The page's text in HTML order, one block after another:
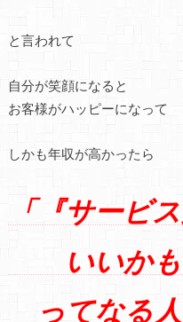
と言われて
自分が笑顔になると
お客様がハッピーになって
しかも年収が高かったら
「『サービ
いいかも
ってなる